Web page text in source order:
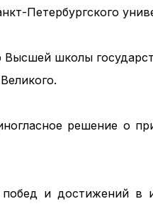
Петербургского
Высшей школы
решение о
и достижений в